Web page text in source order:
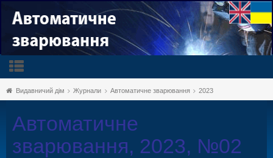
Видавничий дім Журнали Автоматичне зварювання 2023
Автоматичне
зварювання, 2023, №02